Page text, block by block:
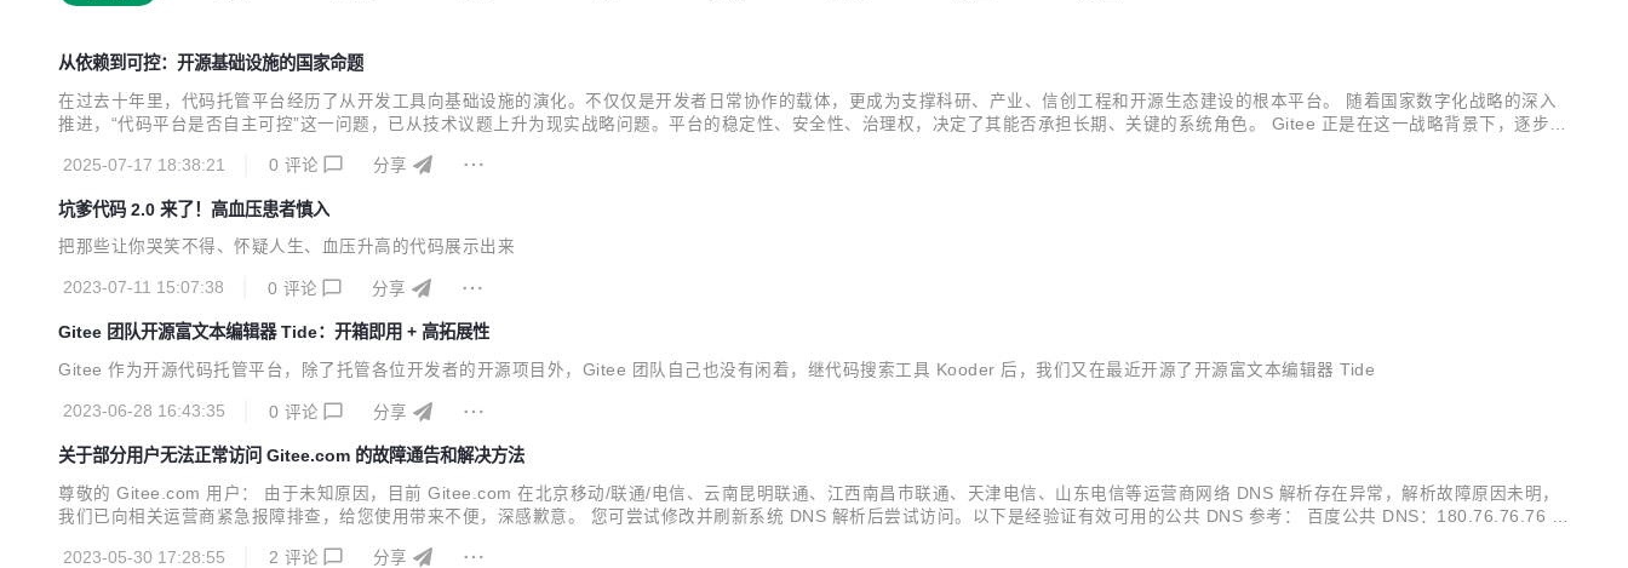
从依赖到可控：开源基础设施的国家命题
在过去十年里，代码托管平台经历了从开发工具向基础设施的演化。不仅仅是开发者日常协作的载体，更成为支撑科研、产业、信创工程和开源生态建设的根本平台。 随着国家数字化战略的深入
推进，“代码平台是否自主可控”这一问题，已从技术议题上升为现实战略问题。平台的稳定性、安全性、治理权，决定了其能否承担长期、关键的系统角色。 Gitee 正是在这一战略背景下，逐步从
在未登录状态下访问 GitHub 时遇到 403 拒绝访...
2025-07-17 18:38:21 0 评论 分享
坑爹代码 2.0 来了！高血压患者慎入
把那些让你哭笑不得、怀疑人生、血压升高的代码展示出来
2023-07-11 15:07:38 0 评论 分享
Gitee 团队开源富文本编辑器 Tide：开箱即用 + 高拓展性
Gitee 作为开源代码托管平台，除了托管各位开发者的开源项目外，Gitee 团队自己也没有闲着，继代码搜索工具 Kooder 后，我们又在最近开源了开源富文本编辑器 Tide
2023-06-28 16:43:35 0 评论 分享
关于部分用户无法正常访问 Gitee.com 的故障通告和解决方法
尊敬的 Gitee.com 用户： 由于未知原因，目前 Gitee.com 在北京移动/联通/电信、云南昆明联通、江西南昌市联通、天津电信、山东电信等运营商网络 DNS 解析存在异常，解析故障原因未明，
我们已向相关运营商紧急报障排查，给您使用带来不便，深感歉意。 您可尝试修改并刷新系统 DNS 解析后尝试访问。以下是经验证有效可用的公共 DNS 参考： 百度公共 DNS：180.76.76.76 1
2023-05-30 17:28:55
2 评论 分享